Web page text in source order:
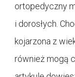
ortopedyczny
i dorosłych.
kojarzona z
również mogą